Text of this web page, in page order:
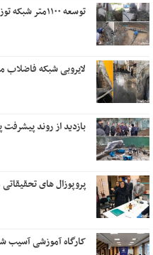
توسعه ۱۱۰۰متر شبکه توزیع آب شهر صومعه سرا
لایروبی شبکه فاضلاب
بازدید از روند
پروپوزال های
کارگاه آموزشی آسیب